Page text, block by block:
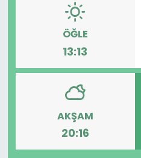
ÖĞLE
13:13
AKŞAM
20:16